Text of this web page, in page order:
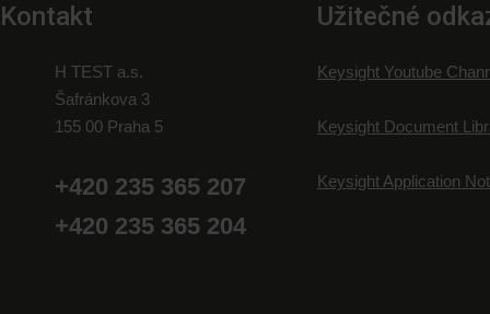
Kontakt
H TEST a.s.
Šafránkova 3
155 00 Praha 5
+420 235 365 207
+420 235 365 204
Užitečné
Keysight Youtube
Keysight Document
Keysight Application